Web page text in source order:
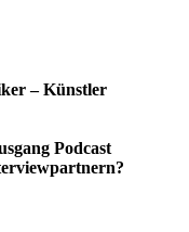
– Künstler
Podcast